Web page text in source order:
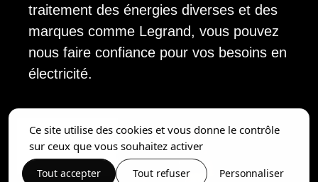
traitement des énergies diverses et des
marques comme Legrand, vous pouvez
nous faire confiance pour vos besoins en
électricité.
Ce site utilise des cookies et vous donne le contrôle
sur ceux que vous souhaitez activer
Tout accepter Tout refuser Personnaliser